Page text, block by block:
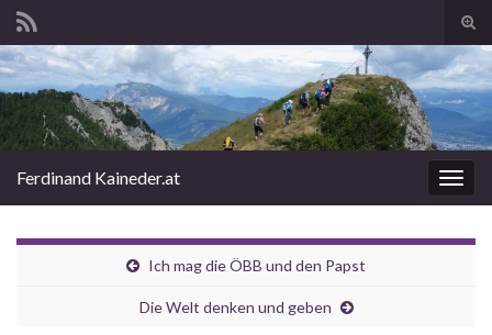
Search for:
Ferdinand Kaineder.at
Ich mag die ÖBB und den Papst
Die Welt denken und geben